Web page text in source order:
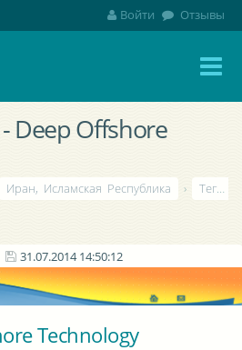
Deep Offshore
Иран, Исламская Республика ›
Тегеран
31.07.2014 14:50:12
Technology
Войти Отзывы